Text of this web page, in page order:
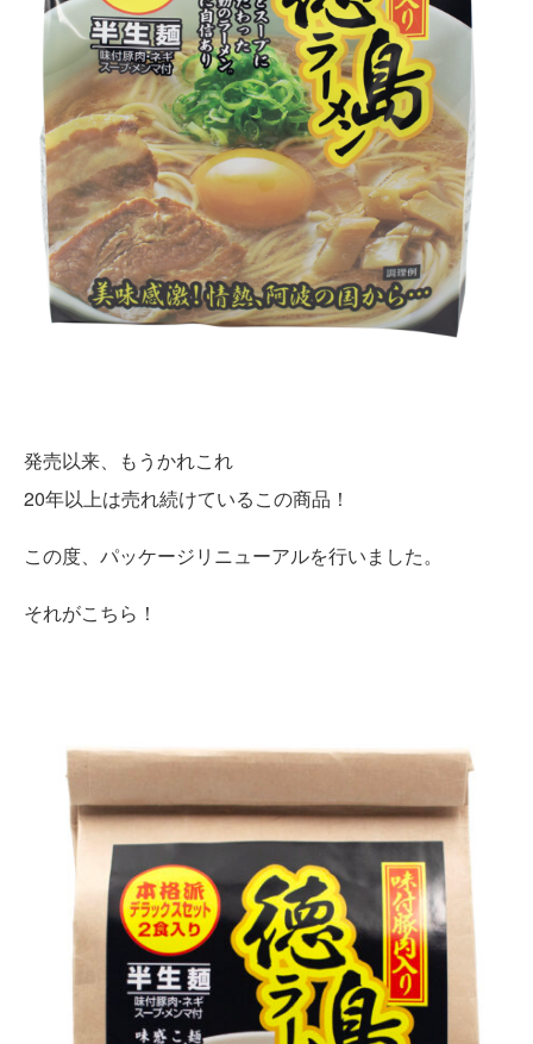
発売以来、もうかれこれ
20年以上は売れ続けているこの商品！
この度、パッケージリニューアルを行いました。
それがこちら！